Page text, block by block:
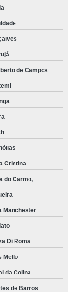
de Campos
Cristina
do Carmo,
Manchester
Di Roma
Mello
da Colina
de Barros